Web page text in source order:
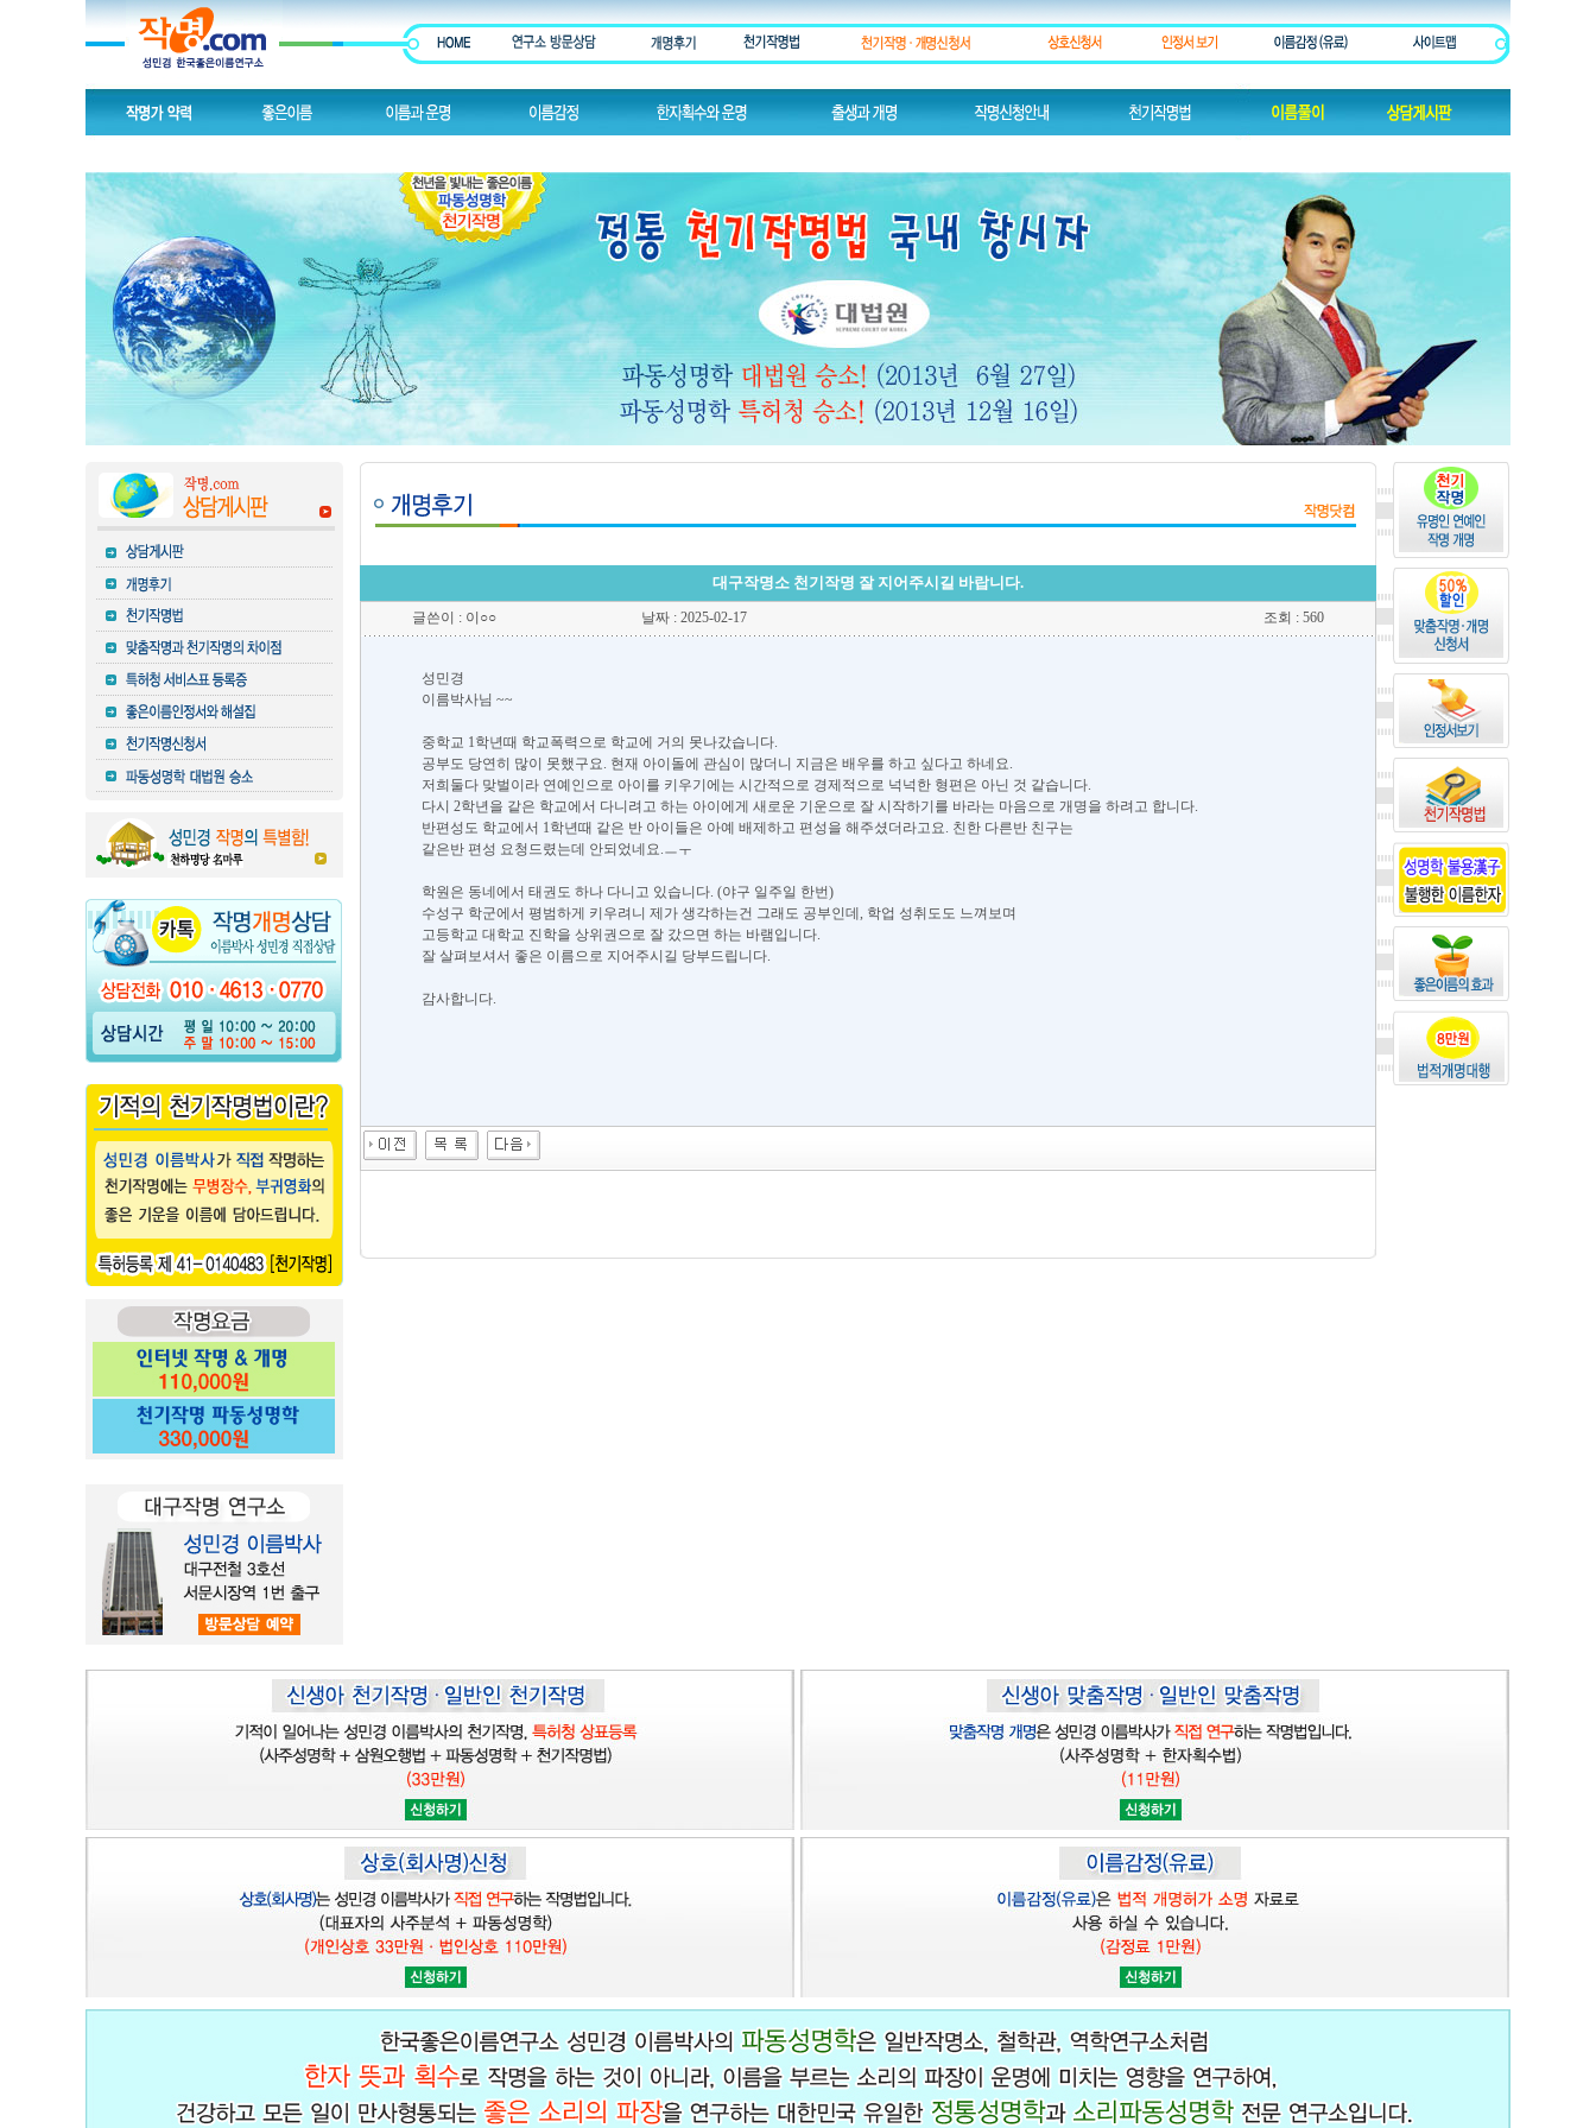
대구작명소 천기작명 잘 지어주시길 바랍니다.
글쓴이 : 이○○ 날짜 : 2025-02-17 조회 : 560
성민경
이름박사님 ~~
중학교 1학년때 학교폭력으로 학교에 거의 못나갔습니다.
공부도 당연히 많이 못했구요. 현재 아이돌에 관심이 많더니 지금은 배우를 하고 싶다고 하네요.
저희둘다 맞벌이라 연예인으로 아이를 키우기에는 시간적으로 경제적으로 넉넉한 형편은 아닌 것 같습니다.
다시 2학년을 같은 학교에서 다니려고 하는 아이에게 새로운 기운으로 잘 시작하기를 바라는 마음으로 개명을 하려고 합니다.
반편성도 학교에서 1학년때 같은 반 아이들은 아예 배제하고 편성을 해주셨더라고요. 친한 다른반 친구는
같은반 편성 요청드렸는데 안되었네요.ㅡㅜ
학원은 동네에서 태권도 하나 다니고 있습니다. (야구 일주일 한번)
수성구 학군에서 평범하게 키우려니 제가 생각하는건 그래도 공부인데, 학업 성취도도 느껴보며
고등학교 대학교 진학을 상위권으로 잘 갔으면 하는 바램입니다.
잘 살펴보셔서 좋은 이름으로 지어주시길 당부드립니다.
감사합니다.